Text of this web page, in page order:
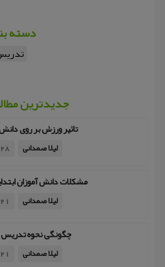
دسته
جدیدترین
تاثیر ورزش بر روی
لیلا صمدانی
مشکلات دانش آموزان
لیلا صمدانی
چگونگی نحوه
لیلا صمدانی